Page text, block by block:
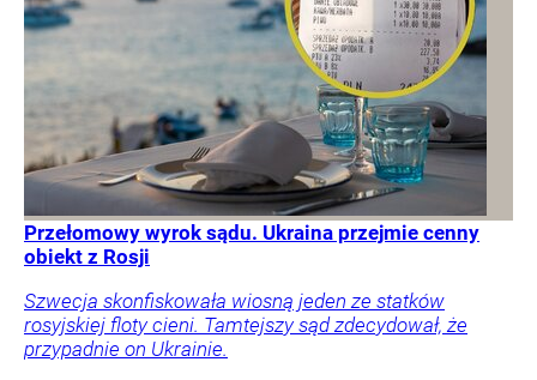
Przełomowy wyrok sądu. Ukraina przejmie cenny
obiekt z Rosji
Szwecja skonfiskowała wiosną jeden ze statków
rosyjskiej floty cieni. Tamtejszy sąd zdecydował, że
przypadnie on Ukrainie.